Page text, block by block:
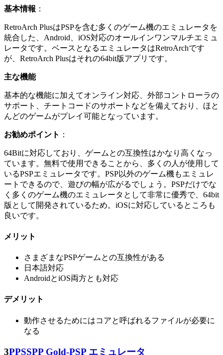
基本情報 ：
RetroArch PlusはPSPを含む多くのゲーム機のエミュレータを
統合した、Android、iOS対応のオールインワンマルチエミュ
レータです。ベースとなるエミュレータはRetroArchです
が、RetroArch Plusはそれの64bit版アプリです。
主な機能
基本的な機能に加えてオンライン対応、外部コントローラの
サポート、チートコードのサポートなどを備えており、ほと
んどのゲームがプレイ可能となっています。
お勧めポイント ：
64Bitに対応しており、ゲームとの互換性はかなり高くなっ
ています。無料で使用できることから、多くの人が使用して
いるPSPエミュレータです。PSP以外のゲーム機もエミュレ
ートできるので、遊びの幅が広がるでしょう。PSPだけでな
く多くのゲーム機のエミュレータとして非常に優秀で、64bit
版として開発されているため。iOSに対応しているところも
良いです。
メリット
さまざまなPSPゲームとの互換性がある
日本語対応
AndroidとiOS両方とも対応
デメリット
動作させるためにはコアと呼ばれるファイルが必要に
なる
3PPSSPP Gold‐PSP エミュレータ